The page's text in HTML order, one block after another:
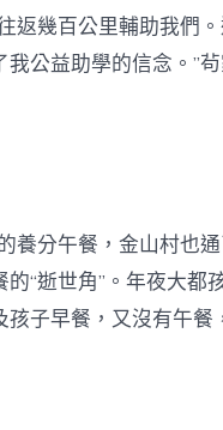
幾百公里輔助我們
公益助學的信念。”茍
分午餐，金山村也通
“逝世角”。年夜大都
子早餐，又沒有午餐